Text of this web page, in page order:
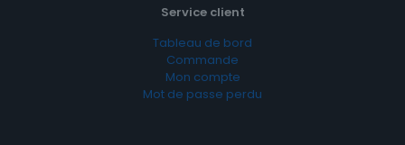
Service client
Tableau de bord
Commande
Mon compte
Mot de passe perdu